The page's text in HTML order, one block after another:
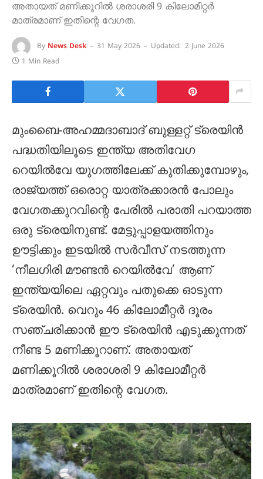
അതായത് മണിക്കൂറിൽ ശരാശരി 9 കിലോമീറ്റർ
മാത്രമാണ് ഇതിന്റെ വേഗത.
By News Desk 31 May 2026 Updated: 2 June 2026
1 Min Read
മുംബൈ-അഹമ്മദാബാദ് ബുള്ളറ്റ് ട്രെയിൻ
പദ്ധതിയിലൂടെ ഇന്ത്യ അതിവേഗ
റെയിൽവേ യുഗത്തിലേക്ക് കുതിക്കുമ്പോഴും,
രാജ്യത്ത് ഒരൊറ്റ യാത്രക്കാരൻ പോലും
വേഗതക്കുറവിന്റെ പേരിൽ പരാതി പറയാത്ത
ഒരു ട്രെയിനുണ്ട്. മേട്ടുപ്പാളയത്തിനും
ഊട്ടിക്കും ഇടയിൽ സർവീസ് നടത്തുന്ന
‘നീലഗിരി മൗണ്ടൻ റെയിൽവേ’ ആണ്
ഇന്ത്യയിലെ ഏറ്റവും പതുക്കെ ഓടുന്ന
ട്രെയിൻ. വെറും 46 കിലോമീറ്റർ ദൂരം
സഞ്ചരിക്കാൻ ഈ ട്രെയിൻ എടുക്കുന്നത്
നീണ്ട 5 മണിക്കൂറാണ്. അതായത്
മണിക്കൂറിൽ ശരാശരി 9 കിലോമീറ്റർ
മാത്രമാണ് ഇതിന്റെ വേഗത.